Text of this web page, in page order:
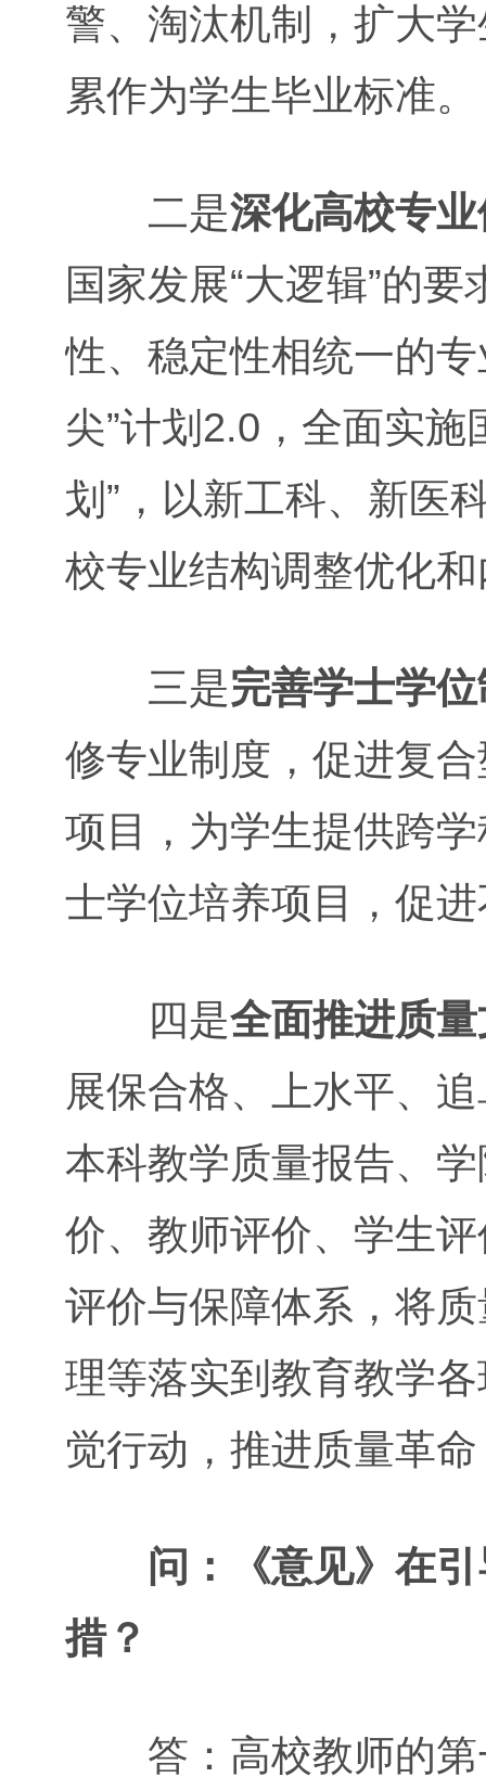
警、淘汰机制，扩大
累作为学生毕业标准。
二是深化高校专
国家发展“大逻辑”的
性、稳定性相统一的
尖”计划2.0，全面实
划”，以新工科、新医
校专业结构调整优化
三是完善学士学
修专业制度，促进复
项目，为学生提供跨
士学位培养项目，促
四是全面推进质
展保合格、上水平、
本科教学质量报告、
价、教师评价、学生
评价与保障体系，将
理等落实到教育教学
觉行动，推进质量革
问：《意见》在
措？
答：高校教师的第